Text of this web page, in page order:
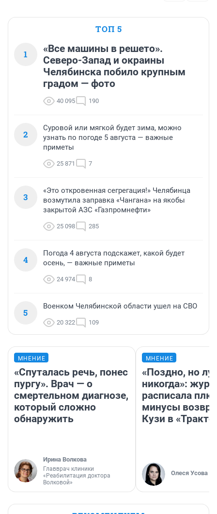
ТОП 5
1
«Все машины в решето».
Северо-Запад и окраины
Челябинска побило крупным
градом — фото
40 095 190
2
Суровой или мягкой будет зима, можно
узнать по погоде 5 августа — важные
приметы
25 871 7
3
«Это откровенная сегрегация!» Челябинца
возмутила заправка «Чангана» на якобы
закрытой АЗС «Газпромнефти»
25 098 285
4
Погода 4 августа подскажет, какой будет
осень, — важные приметы
24 974 8
5
Военком Челябинской области ушел на СВО
20 322 109
МНЕНИЕ
«Спуталась речь, понес
пургу». Врач — о
смертельном диагнозе,
который сложно
обнаружить
Ирина Волкова
Главврач клиники
«Реабилитация доктора
Волковой»
МНЕНИЕ
«Поздно, но
никогда»:
расписала
минусы
Кузи в
Олеся Усова